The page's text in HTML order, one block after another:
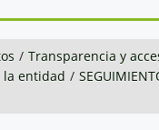
/ Transparencia y
la entidad /